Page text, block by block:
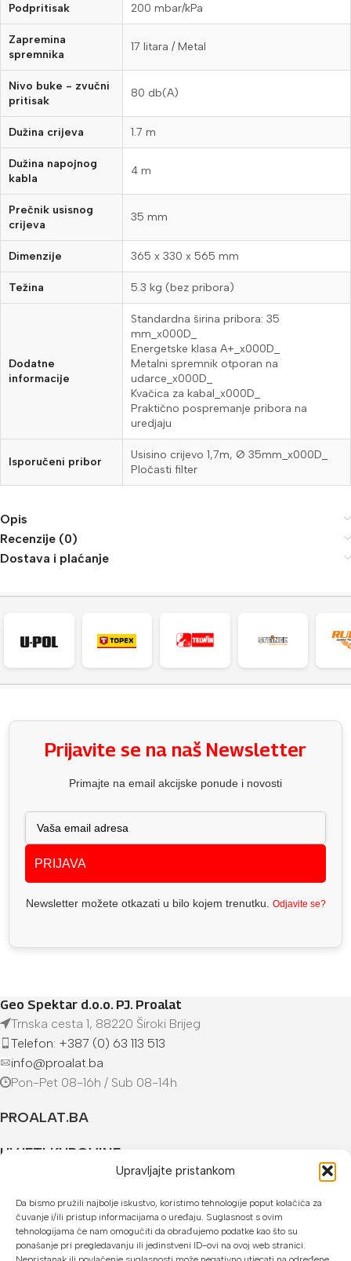
Upravljajte pristankom
Da bismo pružili najbolje iskustvo, koristimo tehnologije poput kolačića za
čuvanje i/ili pristup informacijama o uređaju. Suglasnost s ovim
tehnologijama će nam omogućiti da obrađujemo podatke kao što su
ponašanje pri pregledavanju ili jedinstveni ID-ovi na ovoj web stranici.
Podpritisak 200 mbar/kPa
Zapremina
spremnika
17 litara / Metal
Nivo buke - zvučni
pritisak
80 db(A)
Dužina crijeva 1.7 m
Dužina napojnog
kabla
4 m
Prečnik usisnog
crijeva
35 mm
Dimenzije 365 x 330 x 565 mm
Težina 5.3 kg (bez pribora)
Dodatne
informacije
Standardna širina pribora: 35
mm_x000D_
Energetske klasa A+_x000D_
Metalni spremnik otporan na
udarce_x000D_
Kvačica za kabal_x000D_
Praktično pospremanje pribora na
uredjaju
Isporučeni pribor
Usisino crijevo 1,7m, Ø 35mm_x000D_
Pločasti filter
Opis
Recenzije (0)
Dostava i plaćanje
Prijavite se na naš Newsletter
Primajte na email akcijske ponude i novosti
PRIJAVA
Newsletter možete otkazati u bilo kojem trenutku. Odjavite se?
Geo Spektar d.o.o. PJ. Proalat
Trnska cesta 1, 88220 Široki Brijeg
Telefon: +387 (0) 63 113 513
info@proalat.ba
Pon-Pet 08-16h / Sub 08-14h
PROALAT.BA
UVJETI KUPOVINE
U našoj web trgovini možete platiti: